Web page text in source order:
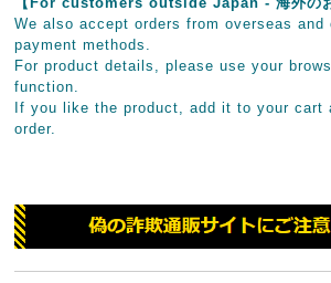
We also accept orders from overseas
payment methods.
For product details, please use your
function.
If you like the product, add it to your cart
order.